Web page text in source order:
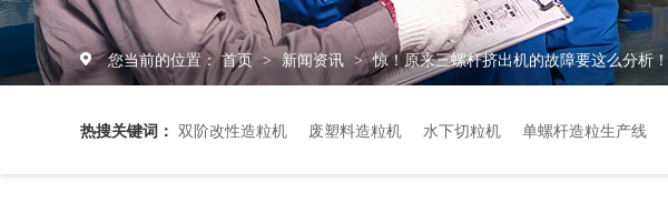
您当前的位置： 首页 > 新闻资讯 > 惊！原来三螺杆挤出机的故障要这么分析！
热搜关键词： 双阶改性造粒机 废塑料造粒机 水下切粒机 单螺杆造粒生产线